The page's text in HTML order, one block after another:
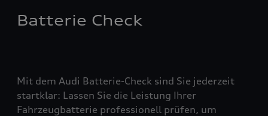
Batterie Check
Mit dem Audi Batterie-Check sind Sie jederzeit
startklar: Lassen Sie die Leistung Ihrer
Fahrzeugbatterie professionell prüfen, um